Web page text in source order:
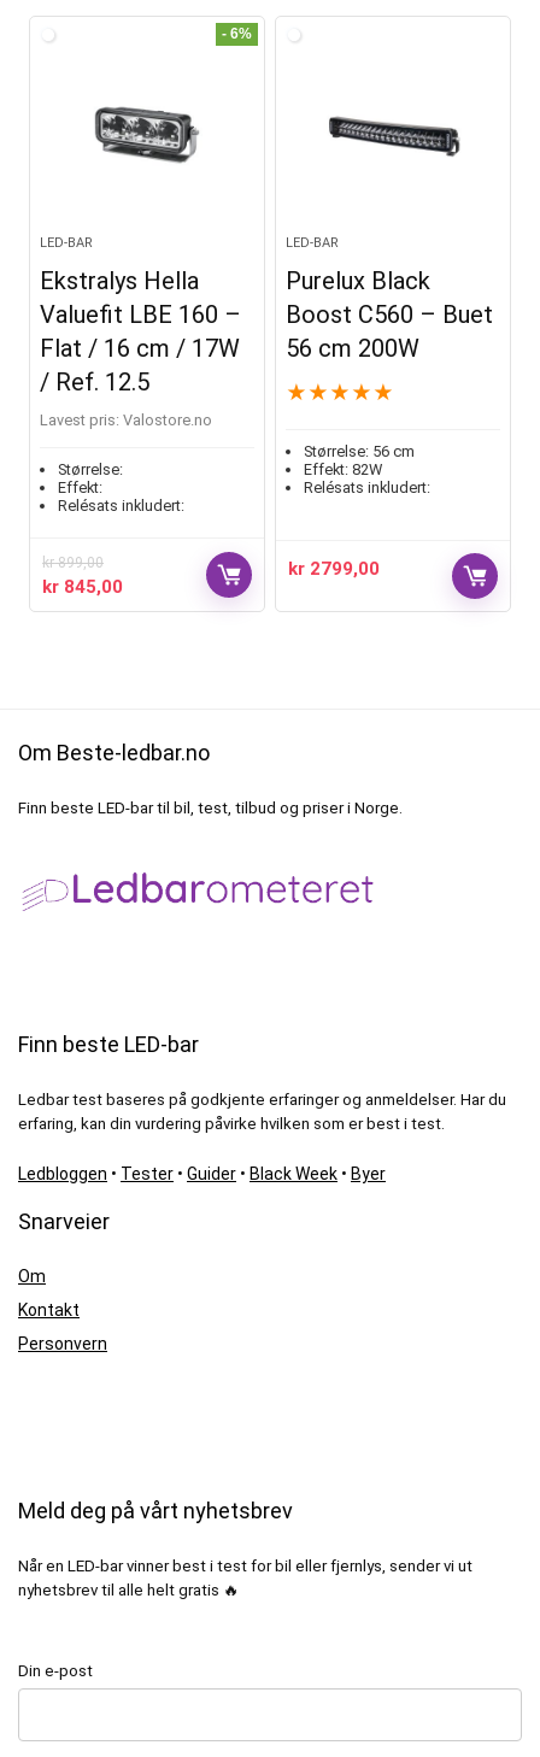
- 6%
LED-BAR
Ekstralys Hella
Valuefit LBE 160 –
Flat / 16 cm / 17W
/ Ref. 12.5
Lavest pris: valostore.no
Størrelse:
Effekt:
Relésats inkludert:
kr899,00
kr 845,00
LED-BAR
Purelux Black
Boost C560 – Buet
56 cm 200W
★ ★ ★ ★ ★
Størrelse: 56 cm
Effekt: 82W
Relésats inkludert:
kr 2799,00
Om Beste-ledbar.no
Finn beste LED-bar til bil, test, tilbud og priser i Norge.
Finn beste LED-bar
Ledbar test baseres på godkjente erfaringer og anmeldelser. Har du
erfaring, kan din vurdering påvirke hvilken som er best i test.
Ledbloggen • Tester • Guider • Black Week • Byer
Snarveier
Om
Kontakt
Personvern
Meld deg på vårt nyhetsbrev
Når en LED-bar vinner best i test for bil eller fjernlys, sender vi ut
nyhetsbrev til alle helt gratis 🔥
Din e-post